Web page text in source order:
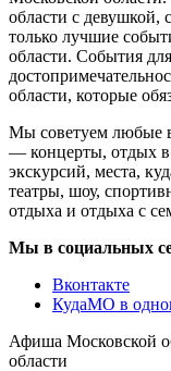
области с
только лучшие
области. События
области, которые
Мы советуем любые
— концерты, отдых в
экскурсий, места,
театры, шоу,
отдыха и отдыха с
Мы в социальных
Вконтакте
КудаМО в
Афиша Московской
области